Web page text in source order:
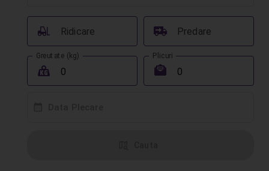
Ridicare
󰟉 Predare
󰔾
Greutate (kg)
󰖢
Plicuri
󰾱